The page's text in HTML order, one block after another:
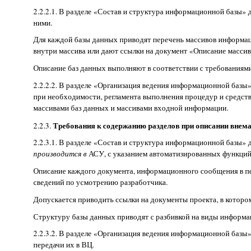
2.2.2.1. В разделе «Состав и структура информационной
ними.
Для каждой базы данных приводят перечень массивов
внутри массива или дают ссылки на документ «Описание
Описание баз данных выполняют в соответствии с
2.2.2.2. В разделе «Организация ведения информационной
при необходимости, регламента выполнения процедур и
массивами баз данных и массивами входной информации.
2.2.3. Требования к содержанию разделов при описании
2.2.3.1. В разделе «Состав и структура информационной
производится вАСУ, с указанием автоматизированных
Описание каждого документа, информационного сообщения в
сведений по усмотрению разработчика.
Допускается приводить ссылки на документы проекта, в
Структуру базы данных приводят с разбивкой на виды
2.2.3.2. В разделе «Организация ведения информационной
передачи их в ВЦ.